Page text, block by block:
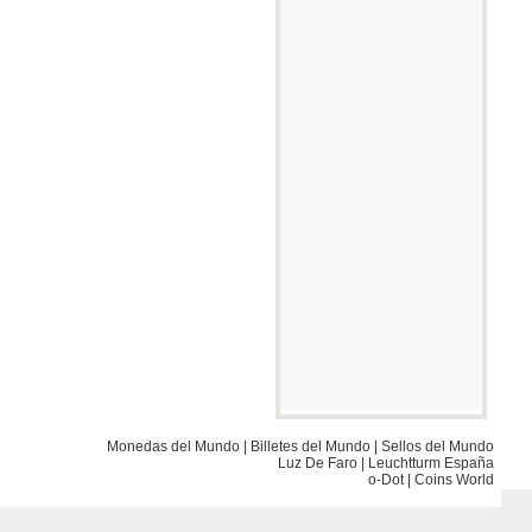
Monedas del Mundo Billetes del Mundo
Sellos del Mundo
Luz De Faro
Leuchtturm España
o-Dot| Coins World